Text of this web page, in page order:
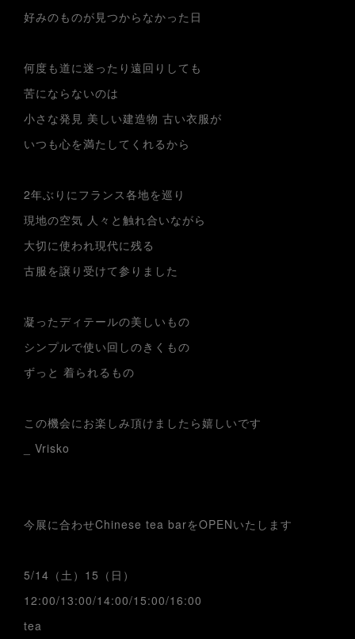
好みのものが見つからなかった日
何度も道に迷ったり遠回りしても
苦にならないのは
小さな発見 美しい建造物 古い衣服が
いつも心を満たしてくれるから
2年ぶりにフランス各地を巡り
現地の空気 人々と触れ合いながら
大切に使われ現代に残る
古服を譲り受けて参りました
凝ったディテールの美しいもの
シンプルで使い回しのきくもの
ずっと 着られるもの
この機会にお楽しみ頂けましたら嬉しいです
_ Vrisko
今展に合わせChinese tea barをOPENいたします
5/14（土）15（日）
12:00/13:00/14:00/15:00/16:00
tea